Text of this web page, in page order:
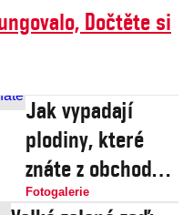
Dočtěte si
Jak vypadají
plodiny, které
znáte z obchodů,
před sklizní?
Fotogalerie